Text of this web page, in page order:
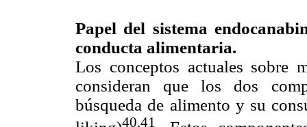
Papel del sistema
conducta alimentaria.
Los conceptos actuales sobre
consideran que los dos
búsqueda de alimento y su
40,41